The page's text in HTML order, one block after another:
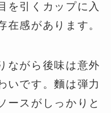
を引くカップに入
在感があります。
ながら後味は意外
いです。麵は弾力
ースがしっかりと